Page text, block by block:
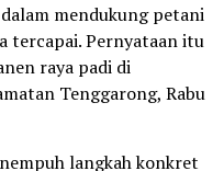
mendukung petani
tercapai. Pernyataan itu
raya padi di
Tenggarong, Rabu
langkah konkret